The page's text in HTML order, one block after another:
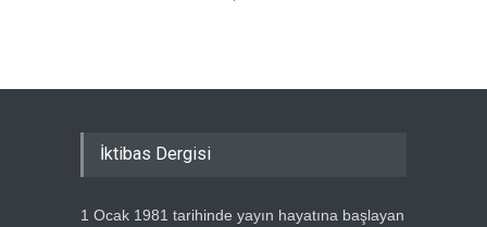
İktibas Dergisi
1 Ocak 1981 tarihinde yayın hayatına başlayan